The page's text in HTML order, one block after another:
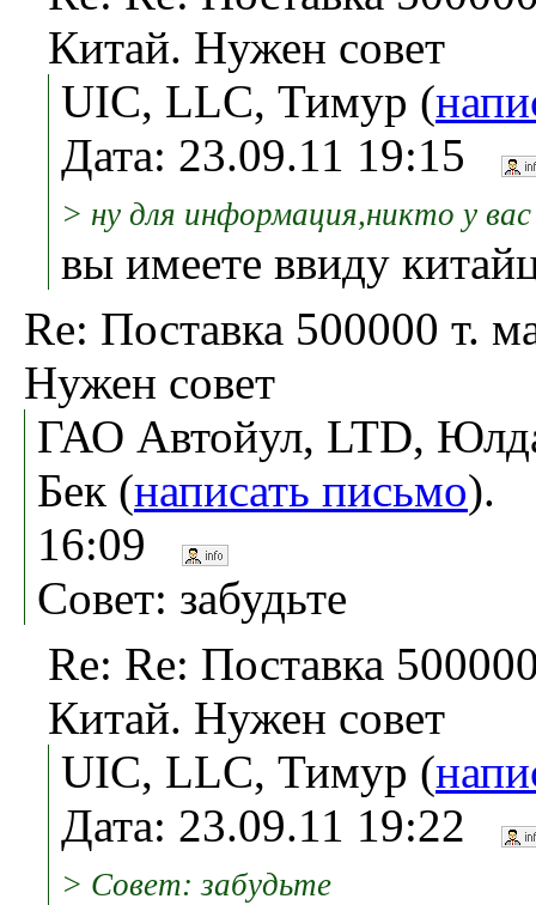
Китай. Нужен совет
UIC, LLC, Тимур (
Дата: 23.09.11 19:15
> ну для информация,никто у
вы имеете ввиду
Re: Поставка 500000 т.
Нужен совет
ГАО Автойул, LTD,
Бек (написать письмо).
16:09
Совет: забудьте
Re: Re: Поставка
Китай. Нужен совет
UIC, LLC, Тимур (
Дата: 23.09.11 19:22
> Совет: забудьте